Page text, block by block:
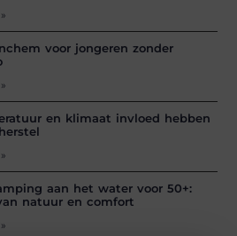
voor jongeren zonder
en klimaat invloed hebben
aan het water voor 50+:
natuur en comfort